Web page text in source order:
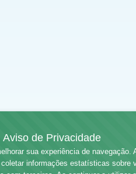
Aviso de Privacidade
sua experiência de navegação.
informações estatísticas sobre